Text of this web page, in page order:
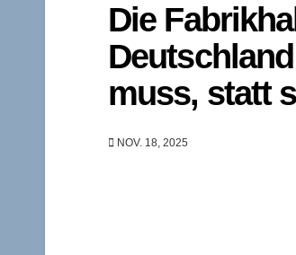
Die
muss, statt
NOV. 18, 2025